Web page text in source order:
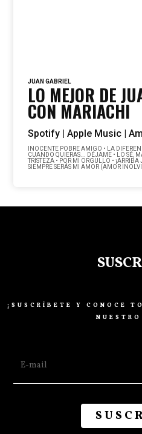
JUAN GABRIEL
LO MEJOR DE
CON MARIACHI
Spotify |Apple Music |
INOCENTE POBRE AMIGO • LA
CUANDO QUIERAS... DÉJAME • LO SÉ,
TRISTEZA • POR MI ORGULLO • ¡ARRIBA
SIEMPRE SERÁS MI AMOR (AMOR
¡SUSCRÍBETE Y CONOCE